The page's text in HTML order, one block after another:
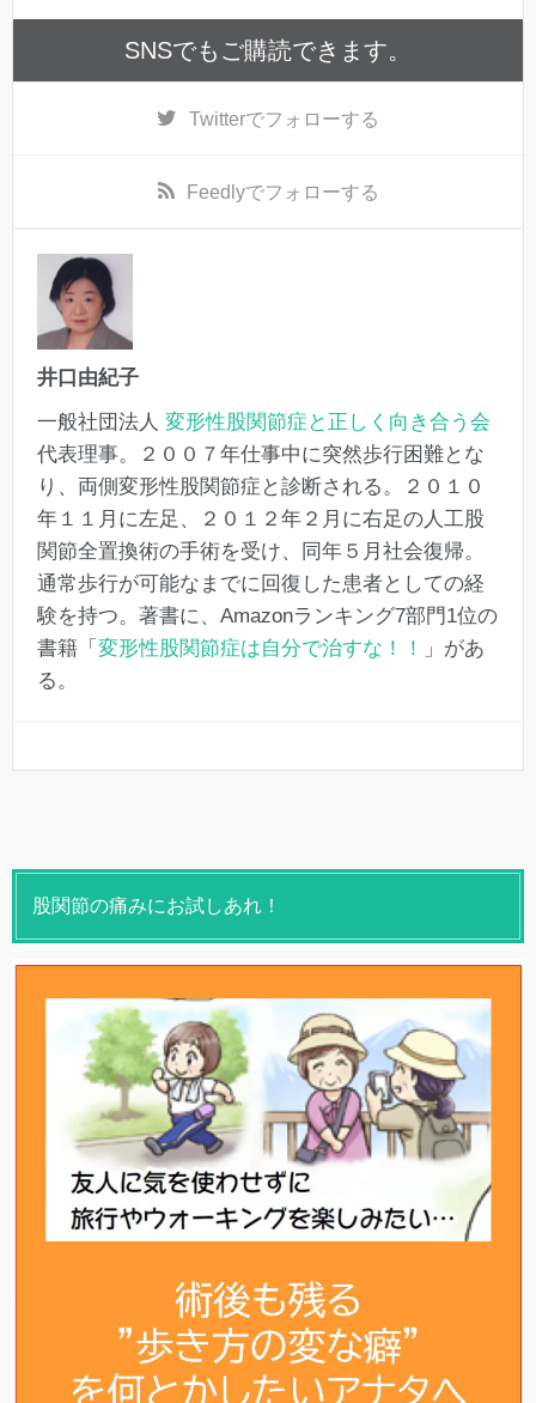
SNSでもご購読できます。
Twitterでフォローする
Feedlyでフォローする
井口由紀子
一般社団法人 変形性股関節症と正しく向き合う会
代表理事。２００７年仕事中に突然歩行困難とな
り、両側変形性股関節症と診断される。２０１０
年１１月に左足、２０１２年２月に右足の人工股
関節全置換術の手術を受け、同年５月社会復帰。
通常歩行が可能なまでに回復した患者としての経
験を持つ。著書に、Amazonランキング7部門1位の
書籍「 変形性股関節症は自分で治すな！！
」があ
る。
股関節の痛みにお試しあれ！